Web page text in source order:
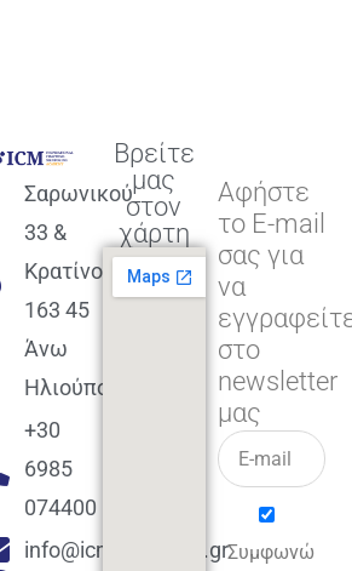
Σαρωνικού
33 &
Κρατίνου
163 45
Άνω
Ηλιούπολη
+30
6985
074400
info@icmacademy.gr
Βρείτε
μας
στον
χάρτη
Αφήστε
το E-mail
σας για
να
στο
newsletter
μας
Συμφωνώ